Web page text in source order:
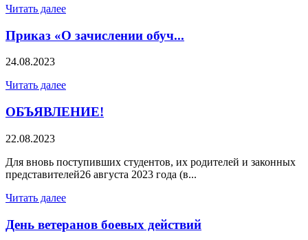
Читать далее
Приказ «О зачислении обуч...
24.08.2023
Читать далее
ОБЪЯВЛЕНИЕ!
22.08.2023
Для вновь поступивших студентов, их родителей и законных
представителей26 августа 2023 года (в...
Читать далее
День ветеранов боевых действий